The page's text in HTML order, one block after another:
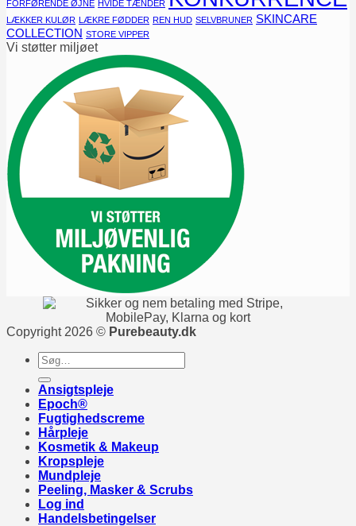
FORFØRENDE ØJNE HVIDE TÆNDER
LÆKKER KULØR LÆKRE FØDDER REN HUD SELVBRUNER SKINCARE
COLLECTION STORE VIPPER
Vi støtter miljøet
Copyright 2026 © Purebeauty.dk
Søg
efter:
Ansigtspleje
Epoch®
Fugtighedscreme
Hårpleje
Kosmetik & Makeup
Kropspleje
Mundpleje
Peeling, Masker & Scrubs
Log ind
Handelsbetingelser